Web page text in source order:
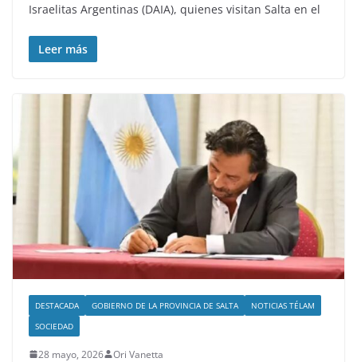
Israelitas Argentinas (DAIA), quienes visitan Salta en el
Leer más
DESTACADA GOBIERNO DE LA PROVINCIA DE SALTA
NOTICIAS TÉLAM
SOCIEDAD
28 mayo, 2026 Ori Vanetta